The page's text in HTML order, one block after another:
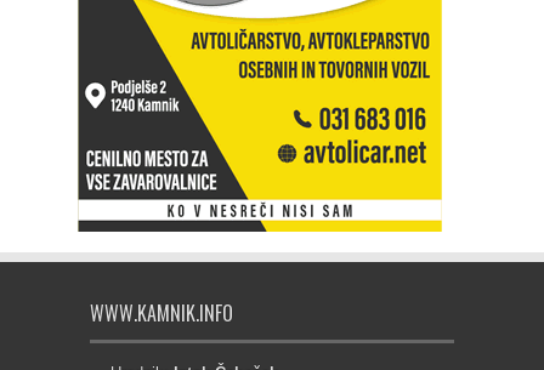
WWW.KAMNIK.INFO